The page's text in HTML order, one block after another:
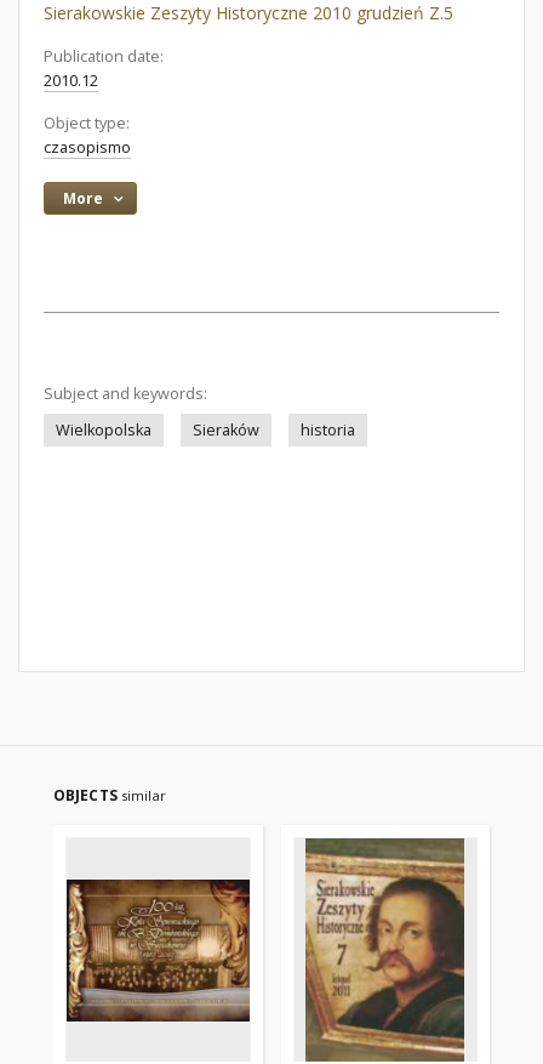
Sierakowskie Zeszyty Historyczne 2010 grudzień Z.5
Publication date:
2010.12
Object type:
czasopismo
More
Subject and keywords:
Wielkopolska
Sieraków historia
OBJECTS similar